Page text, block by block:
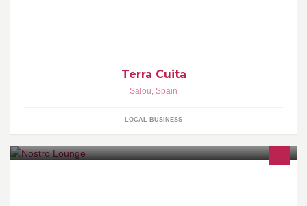
Terra Cuita
Salou, Spain
LOCAL BUSINESS